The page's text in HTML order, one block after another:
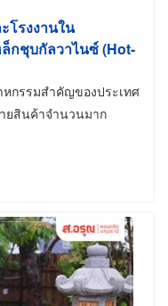
โรงงานใน
กชุบกัลวาไนซ์ (Hot-
กรรมสำคัญของประเทศ
ยสินค้าจำนวนมาก